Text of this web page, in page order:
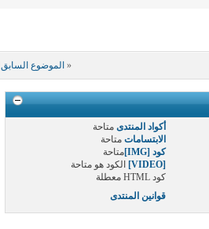
« الموضوع السابق
أكواد المنتدى متاحة
الابتسامات متاحة
كود [IMG]
متاحة
[VIDEO]
الكود هومتاحة
كود HTML
معطلة
قوانين المنتدى